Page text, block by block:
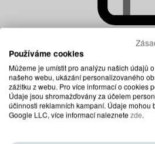
Dětské matrace
Používáme cookies
Můžeme je umístit pro analýzu našich údajů
našeho webu, ukázání personalizovaného
zážitku z webu. Pro více informací o cookies
Údaje jsou shromažďovány za účelem
účinnosti reklamních kampaní. Údaje mohou
Google LLC, více informací naleznetezde.